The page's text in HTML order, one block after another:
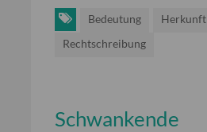
Bedeutung
Herkunft
Rechtschreibung
Schwankende